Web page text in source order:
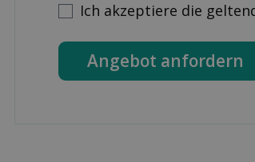
Ich akzeptiere die
Angebot anfordern